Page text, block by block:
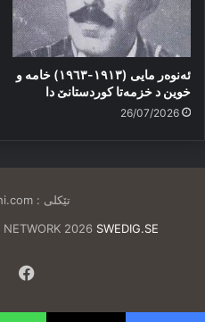
ئەنوەر مایی (١٩١٣-١٩٦٣) خامە و
خوین د خزمەتا کوردستانێ دا
26/07/2026
تێکلی :
NETWORK 2026 SWEDIG.SE